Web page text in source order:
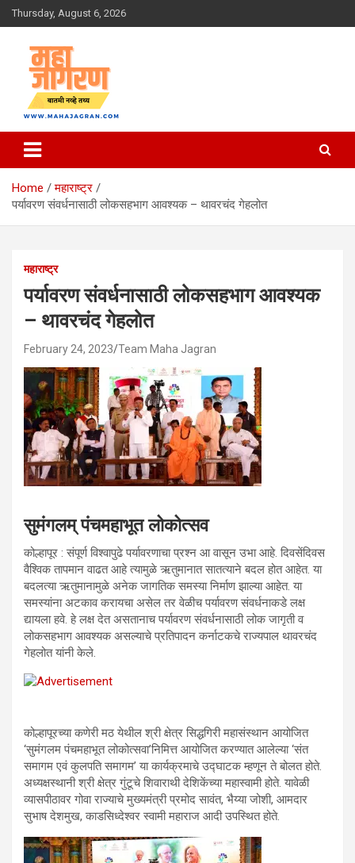
Skip
to
Thursday, August 6, 2026
महा जागरण
Home
महाराष्ट्र
पर्यावरण संवर्धनासाठी लोकसहभाग आवश्यक – थावरचंद गेहलोत
महाराष्ट्र
पर्यावरण संवर्धनासाठी लोकसहभाग आवश्यक
– थावरचंद गेहलोत
February 24, 2023 Team Maha Jagran
सुमंगलम् पंचमहाभूत लोकोत्सव
कोल्हापूर : संपूर्ण विश्वापुढे पर्यावरणाचा प्रश्न आ वासून उभा आहे. दिवसेंदिवस
वैश्विक तापमान वाढत आहे त्यामुळे ऋतुमानात सातत्याने बदल होत आहेत. या
बदलत्या ऋतुमानामुळे अनेक जागतिक समस्या निर्माण झाल्या आहेत. या
समस्यांना अटकाव करायचा असेल तर वेळीच पर्यावरण संवर्धनाकडे लक्ष
द्यायला हवे. हे लक्ष देत असतानाच पर्यावरण संवर्धनासाठी लोक जागृती व
लोकसहभाग आवश्यक असल्याचे प्रतिपादन कर्नाटकचे राज्यपाल थावरचंद
गेहलोत यांनी केले.
कोल्हापूरच्या कणेरी मठ येथील श्री क्षेत्र सिद्धगिरी महासंस्थान आयोजित
‘सुमंगलम पंचमहाभूत लोकोत्सवा’निमित्त आयोजित करण्यात आलेल्या ‘संत
समागम एवं कुलपति समागम’ या कार्यक्रमाचे उद्घाटक म्हणून ते बोलत होते.
अध्यक्षस्थानी श्री क्षेत्र गुंटूचे शिवाराथी देशिकेंच्या महास्वामी होते. यावेळी
व्यासपीठावर गोवा राज्याचे मुख्यमंत्री प्रमोद सावंत, भैय्या जोशी, आमदार
सुभाष देशमुख, काडसिध्देश्वर स्वामी महाराज आदी उपस्थित होते.